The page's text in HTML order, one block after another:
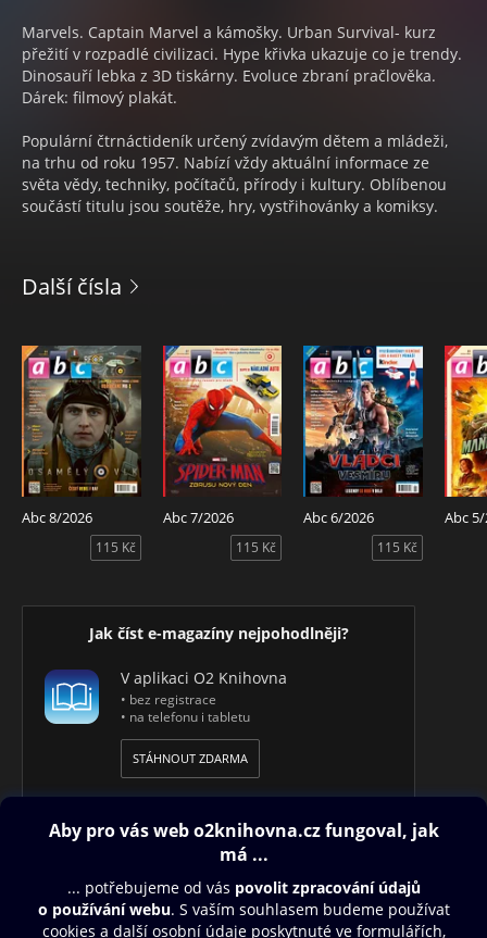
Marvels. Captain Marvel a kámošky. Urban Survival- kurz
přežití v rozpadlé civilizaci. Hype křivka ukazuje co je trendy.
Dinosauří lebka z 3D tiskárny. Evoluce zbraní pračlověka.
Dárek: filmový plakát.
Populární čtrnáctideník určený zvídavým dětem a mládeži,
na trhu od roku 1957. Nabízí vždy aktuální informace ze
světa vědy, techniky, počítačů, přírody i kultury. Oblíbenou
součástí titulu jsou soutěže, hry, vystřihovánky a komiksy.
Další čísla
Abc 8/2026
115 Kč
Abc 7/2026
115 Kč
Abc 6/2026
115 Kč
Abc
Jak číst e-magazíny nejpohodlněji?
V aplikaci O2 Knihovna
• bez registrace
• na telefonu i tabletu
STÁHNOUT ZDARMA
Obsah ke stažení